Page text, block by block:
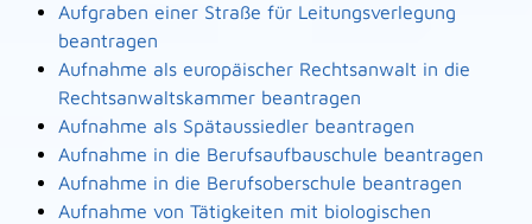
Aufgraben einer Straße für Leitungsverlegung
beantragen
Aufnahme als europäischer Rechtsanwalt in die
Rechtsanwaltskammer beantragen
Aufnahme als Spätaussiedler beantragen
Aufnahme in die Berufsaufbauschule beantragen
Aufnahme in die Berufsoberschule beantragen
Aufnahme von Tätigkeiten mit biologischen